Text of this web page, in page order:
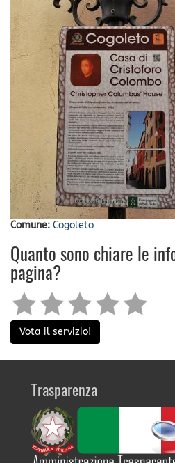
Comune: Cogoleto
Quanto sono chiare le
pagina?
Vota il servizio!
Trasparenza